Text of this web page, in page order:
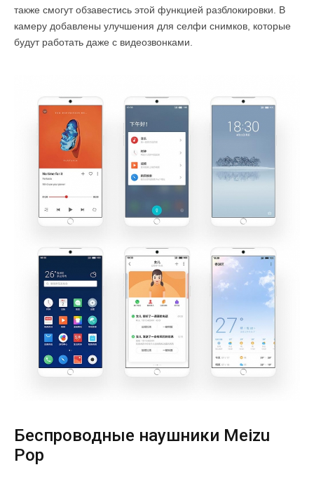
также смогут обзавестись этой функцией разблокировки. В
камеру добавлены улучшения для селфи снимков, которые
будут работать даже с видеозвонками.
Беспроводные наушники Meizu
Pop